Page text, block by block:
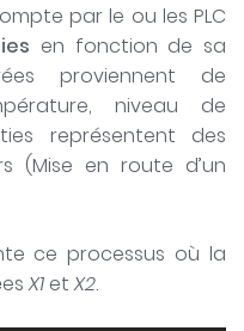
par le ou les PLC
en fonction de sa
proviennent de
niveau de
représentent des
(Mise en route d’un
ce processus où la
X1 etX2.